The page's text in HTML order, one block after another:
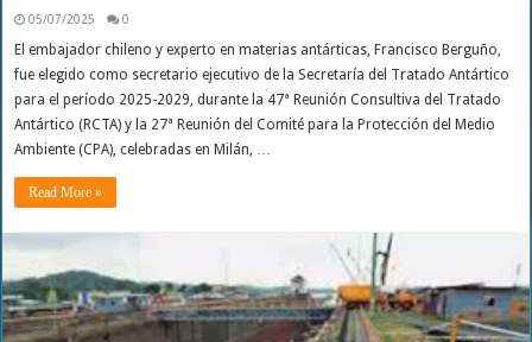
05/07/2025 0
El embajador chileno y experto en materias antárticas, Francisco Berguño,
fue elegido como secretario ejecutivo de la Secretaría del Tratado Antártico
para el período 2025-2029, durante la 47ª Reunión Consultiva del Tratado
Antártico (RCTA) y la 27ª Reunión del Comité para la Protección del Medio
Ambiente (CPA), celebradas en Milán, …
Read More »